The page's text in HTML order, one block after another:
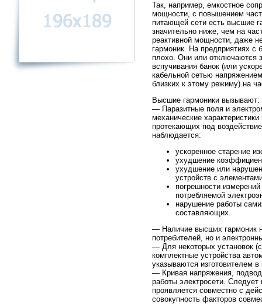
Так, например, емкостное
мощности, с повышением
питающей сети есть высшие
значительно ниже, чем на
реактивной мощности, даже
гармоник. На предприятиях с
плохо. Они или отключаются
вспучивания банок (или
кабельной сетью
близких к этому режиму) на
Высшие гармоники вызывают:
— Паразитные поля и
механические
протекающих под
наблюдается:
ускоренное старение
ухудшение
ухудшение или
устройств с
погрешности
потребляемой
нарушение работы
составляющих.
— Наличие высших гармоник
потребителей, но и
— Для некоторых установок
комплектные устройства
указываются изготовителем
— Кривая напряжения,
работы электросети.
проявляется совместно с
совокупность факторов